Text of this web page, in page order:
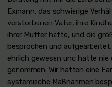
Exmann, das schwierige
verstorbenen Vater, ihre
ihrer Mutter hatte, und die
besprochen und
ehrlich gewesen und hatte nie
genommen. Wir hatten eine
systemische Maßnahmen